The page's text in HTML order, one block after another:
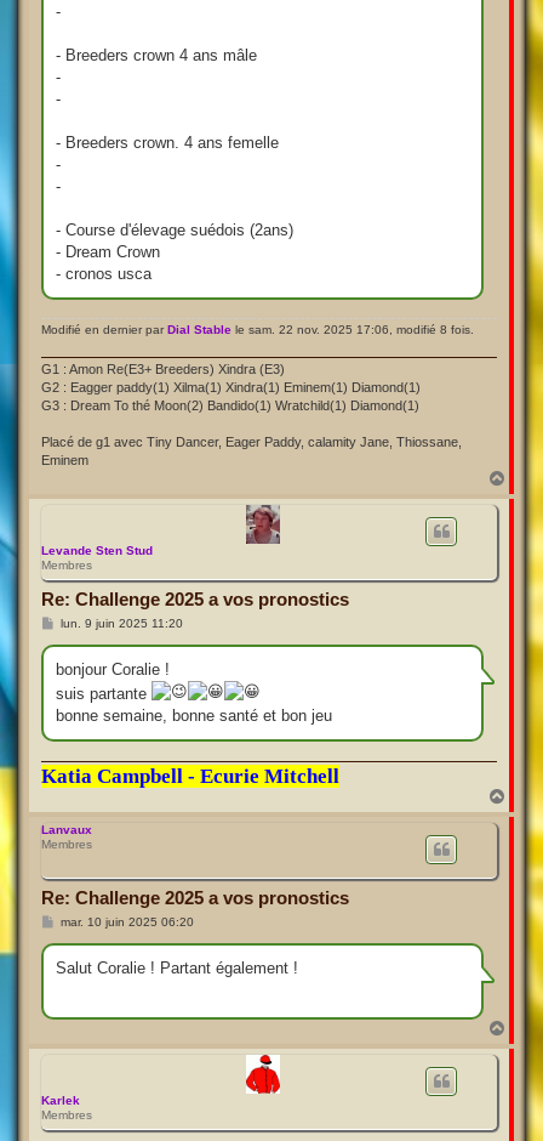
-
- Breeders crown 4 ans mâle
-
-
- Breeders crown. 4 ans femelle
-
-
- Course d'élevage suédois (2ans)
- Dream Crown
- cronos usca
Modifié en dernier par Dial Stable le sam. 22 nov. 2025 17:06, modifié 8 fois.
G1 : Amon Re(E3+ Breeders) Xindra (E3)
G2 : Eagger paddy(1) Xilma(1) Xindra(1) Eminem(1) Diamond(1)
G3 : Dream To thé Moon(2) Bandido(1) Wratchild(1) Diamond(1)
Placé de g1 avec Tiny Dancer, Eager Paddy, calamity Jane, Thiossane,
Eminem
a
Levande Sten Stud
Membres
Re: Challenge 2025 a vos pronostics
M
s
s
g
e
lun. 9 juin 2025 11:20
bonjour Coralie !
suis partante
bonne semaine, bonne santé et bon jeu
Katia Campbell - Ecurie Mitchell
a
Lanvaux
Membres
Re: Challenge 2025 a vos pronostics
M
s
s
mar. 10 juin 2025 06:20
Salut Coralie ! Partant également !
a
Karlek
Membres